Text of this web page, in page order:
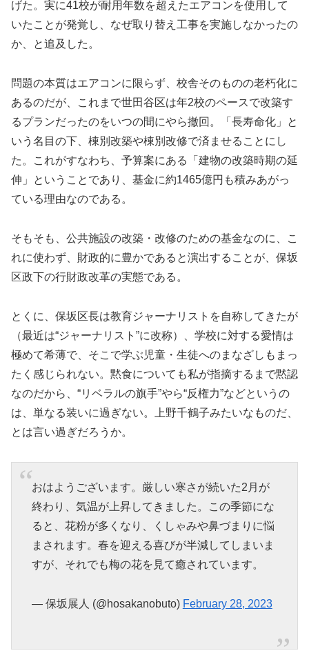
げた。実に41校が耐用年数を超えたエアコンを使用して
いたことが発覚し、なぜ取り替え工事を実施しなかったの
か、と追及した。
問題の本質はエアコンに限らず、校舎そのものの老朽化に
あるのだが、これまで世田谷区は年2校のペースで改築す
るプランだったのをいつの間にやら撤回。「長寿命化」と
いう名目の下、棟別改築や棟別改修で済ませることにし
た。これがすなわち、予算案にある「建物の改築時期の延
伸」ということであり、基金に約1465億円も積みあがっ
ている理由なのである。
そもそも、公共施設の改築・改修のための基金なのに、こ
れに使わず、財政的に豊かであると演出することが、保坂
区政下の行財政改革の実態である。
とくに、保坂区長は教育ジャーナリストを自称してきたが
（最近は“ジャーナリスト”に改称）、学校に対する愛情は
極めて希薄で、そこで学ぶ児童・生徒へのまなざしもまっ
たく感じられない。黙食についても私が指摘するまで黙認
なのだから、“リベラルの旗手”やら“反権力”などというの
は、単なる装いに過ぎない。上野千鶴子みたいなものだ、
とは言い過ぎだろうか。
おはようございます。厳しい寒さが続いた2月が
終わり、気温が上昇してきました。この季節にな
ると、花粉が多くなり、くしゃみや鼻づまりに悩
まされます。春を迎える喜びが半減してしまいま
すが、それでも梅の花を見て癒されています。
— 保坂展人 (@hosakanobuto) February 28, 2023